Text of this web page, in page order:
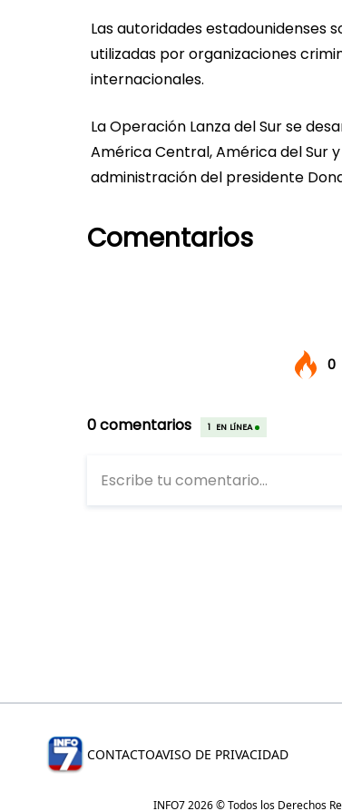
Las autoridades estadounidenses
utilizadas por organizaciones
internacionales.
La Operación Lanza del Sur se
América Central, América del Sur
administración del presidente
Comentarios
CONTACTOAVISO DE PRIVACIDAD
INFO7 2026 © Todos los Derechos